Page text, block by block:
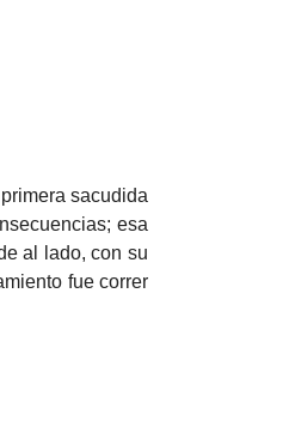
sacudida
esa
al lado, con su
fue correr